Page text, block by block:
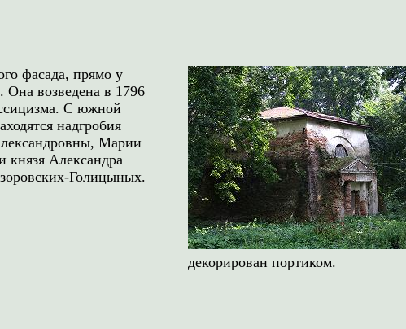
фасада, прямо у
Она возведена в 1796
С южной
надгробия
Марии
князя Александра
Голицыных.
декорирован портиком.